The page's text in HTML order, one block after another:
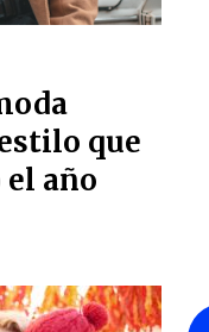
que
año